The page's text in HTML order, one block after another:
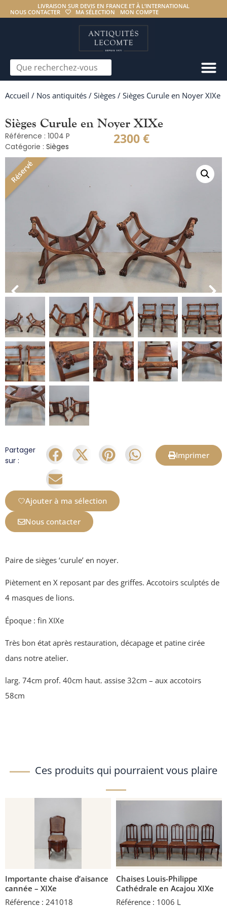
LIVRAISON SUR DEVIS EN FRANCE ET À L’INTERNATIONAL
NOUS CONTACTER
MA SÉLECTION MON COMPTE
Accueil / Nos antiquités / Sièges / Sièges Curule en Noyer XIXe
Sièges Curule en Noyer XIXe
Référence : 1004 P
Catégorie : Sièges 2300€
Partager
sur :
Imprimer
Réservé
Ajouter à ma sélection
Nous contacter
Paire de sièges ‘curule’ en noyer.
Piètement en X reposant par des griffes. Accotoirs sculptés de
4 masques de lions.
Époque : fin XIXe
Très bon état après restauration, décapage et patine cirée
dans notre atelier.
larg. 74cm prof. 40cm haut. assise 32cm – aux accotoirs
58cm
Ces produits qui pourraient vous plaire
Importante chaise d’aisance
cannée – XIXe
Référence : 241018
Chaises Louis-Philippe
Cathédrale en Acajou XIXe
Référence : 1006 L